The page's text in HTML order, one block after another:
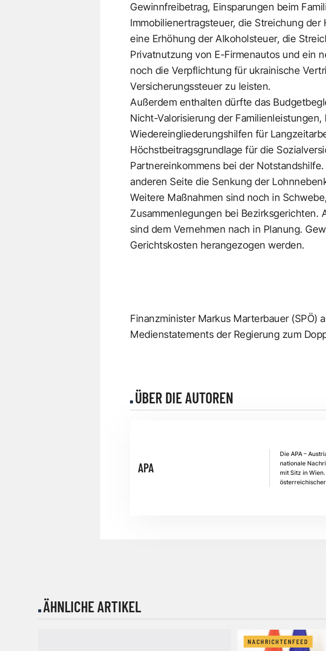
Gewinnfreibetrag, Einsparungen beim
Immobilienertragsteuer, die Streichung
eine Erhöhung der Alkoholsteuer, die
Privatnutzung von E-Firmenautos und ein
noch die Verpflichtung für ukrainische
Versicherungssteuer zu leisten.
Außerdem enthalten dürfte das
Nicht-Valorisierung der
Wiedereingliederungshilfen für
Höchstbeitragsgrundlage für die
Partnereinkommens bei der
anderen Seite die Senkung der
Weitere Maßnahmen sind noch in
Zusammenlegungen bei Bezirksgerichten.
sind dem Vernehmen nach in Planung.
Gerichtskosten herangezogen werden.
Finanzminister Markus Marterbauer (SPÖ)
Medienstatements der Regierung zum
ÜBER DIE AUTOREN
APA
Die APA –
nationale
mit Sitz in
ÄHNLICHE ARTIKEL
NACHRICHTENFEED